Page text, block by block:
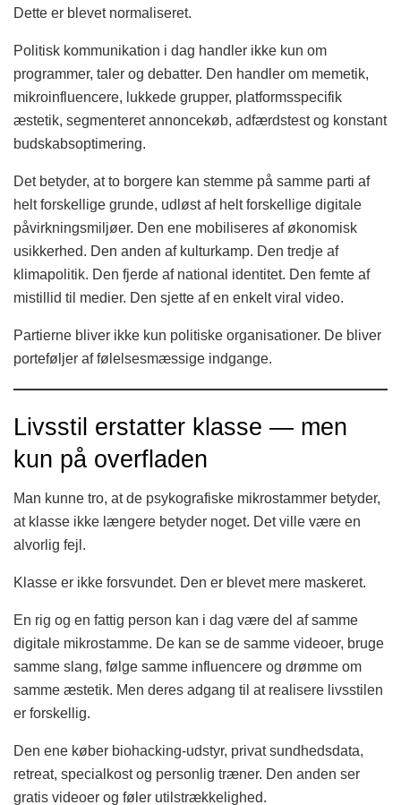
Dette er blevet normaliseret.
Politisk kommunikation i dag handler ikke kun om
programmer, taler og debatter. Den handler om memetik,
mikroinfluencere, lukkede grupper, platformsspecifik
æstetik, segmenteret annoncekøb, adfærdstest og konstant
budskabsoptimering.
Det betyder, at to borgere kan stemme på samme parti af
helt forskellige grunde, udløst af helt forskellige digitale
påvirkningsmiljøer. Den ene mobiliseres af økonomisk
usikkerhed. Den anden af kulturkamp. Den tredje af
klimapolitik. Den fjerde af national identitet. Den femte af
mistillid til medier. Den sjette af en enkelt viral video.
Partierne bliver ikke kun politiske organisationer. De bliver
porteføljer af følelsesmæssige indgange.
Livsstil erstatter klasse — men
kun på overfladen
Man kunne tro, at de psykografiske mikrostammer betyder,
at klasse ikke længere betyder noget. Det ville være en
alvorlig fejl.
Klasse er ikke forsvundet. Den er blevet mere maskeret.
En rig og en fattig person kan i dag være del af samme
digitale mikrostamme. De kan se de samme videoer, bruge
samme slang, følge samme influencere og drømme om
samme æstetik. Men deres adgang til at realisere livsstilen
er forskellig.
Den ene køber biohacking-udstyr, privat sundhedsdata,
retreat, specialkost og personlig træner. Den anden ser
gratis videoer og føler utilstrækkelighed.